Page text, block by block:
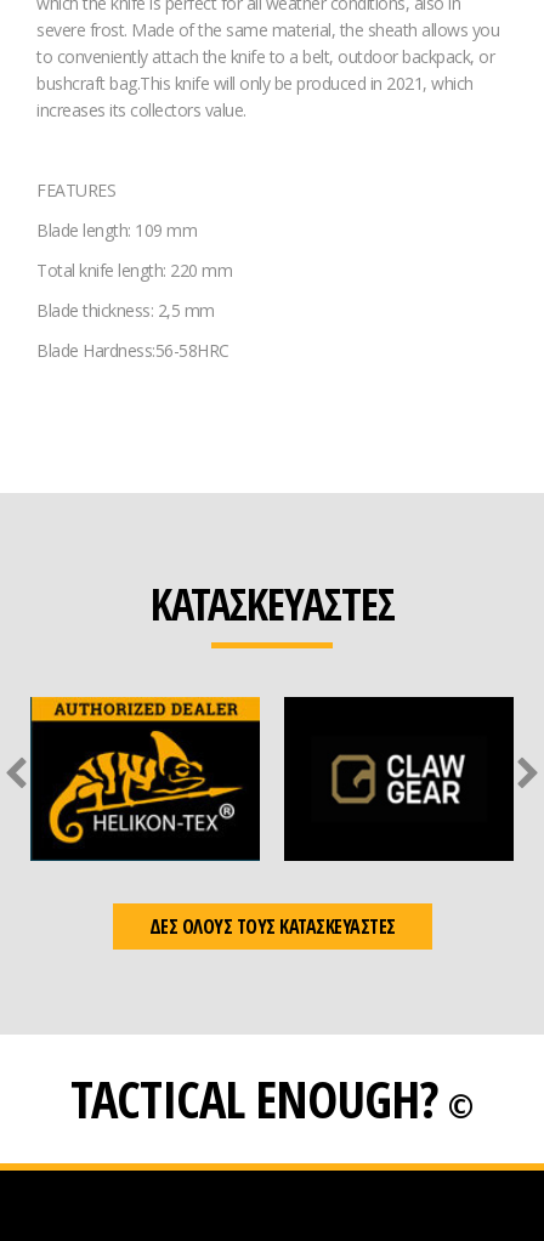
severe frost. Made of the same material, the sheath allows you
to conveniently attach the knife to a belt, outdoor backpack, or
bushcraft bag.This knife will only be produced in 2021, which
increases its collectors value.
FEATURES
Blade length: 109 mm
Total knife length: 220 mm
Blade thickness: 2,5 mm
Blade Hardness:56-58HRC
ΚΑΤΑΣΚΕΥΑΣΤΕΣ
ΔΕΣ ΟΛΟΥΣ ΤΟΥΣ ΚΑΤΑΣΚΕΥΑΣΤΕΣ
TACTICAL ENOUGH? ©